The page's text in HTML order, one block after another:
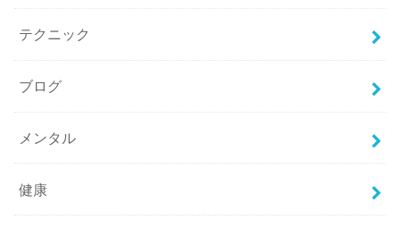
テクニック
ブログ
メンタル
健康